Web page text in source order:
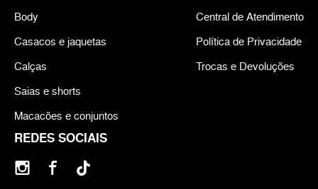
REDES SOCIAIS
Body
Casacos e jaquetas
Calças
Saias e shorts
Macacões e conjuntos
Central de Atendimento
Política de Privacidade
Trocas e Devoluções